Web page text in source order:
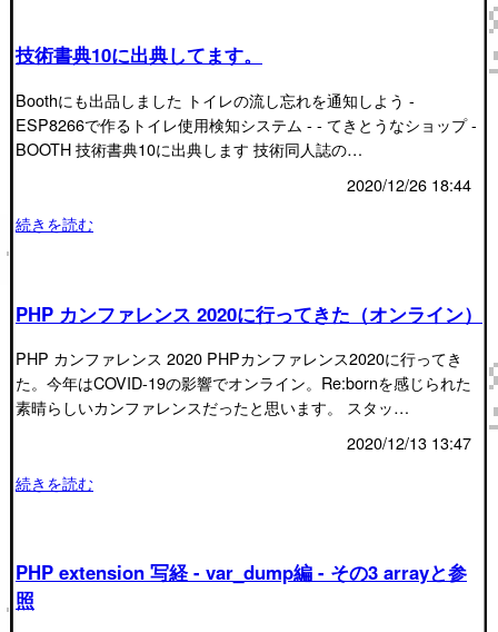
技術書典10に出典してます。
Boothにも出品しました トイレの流し忘れを通知しよう -
ESP8266で作るトイレ使用検知システム - - てきとうなショップ -
BOOTH 技術書典10に出典します 技術同人誌の…
2020/12/26 18:44
続きを読む
PHP カンファレンス 2020に行ってきた（オンライン）
PHP カンファレンス 2020 PHPカンファレンス2020に行ってき
た。今年はCOVID-19の影響でオンライン。Re:bornを感じられた
素晴らしいカンファレンスだったと思います。 スタッ…
2020/12/13 13:47
続きを読む
PHP extension 写経 - var_dump編 - その3 arrayと参
照